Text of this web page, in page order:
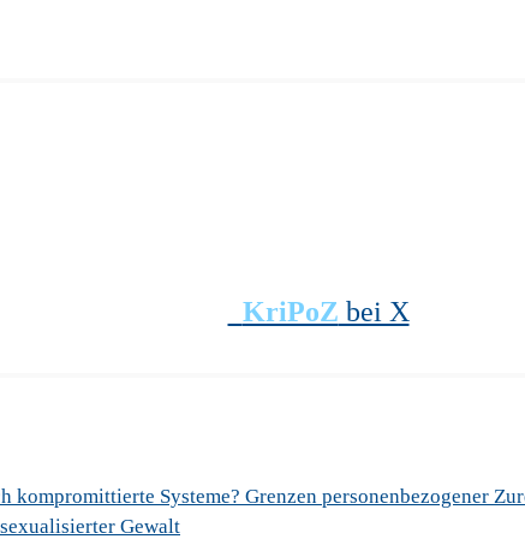
KriPoZ bei X
kompromittierte Systeme? Grenzen personenbezogener
Gewalt